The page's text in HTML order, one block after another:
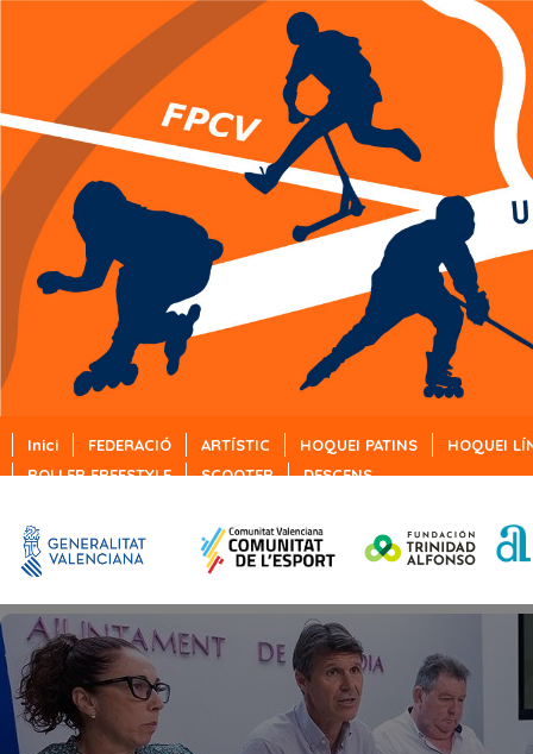
Inici FEDERACIÓ ARTÍSTIC HOQUEI PATINS
HOQUEI
ROLLER FREESTYLE
SCOOTER DESCENS